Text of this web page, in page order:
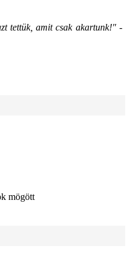
tettük, amit csak akartunk!"-
mögött